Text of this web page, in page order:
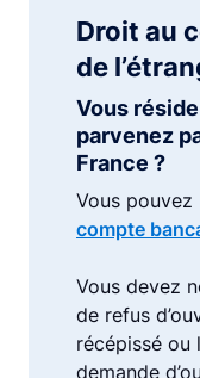
Droit au
de
Vous
parvenez
France ?
Vous
compte
Vous devez
de refus
récépissé ou
demande